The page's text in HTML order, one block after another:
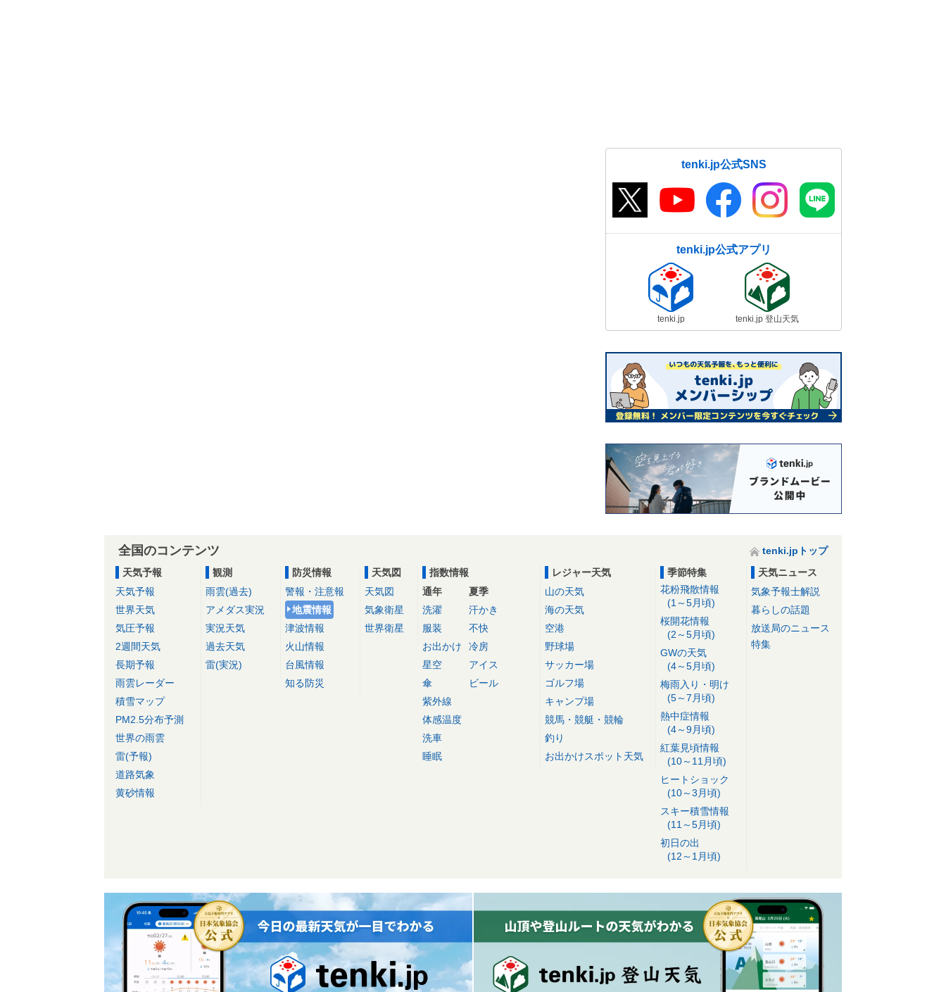
tenki.jp公式SNS
tenki.jp公式アプリ
tenki.jp tenki.jp 登山天気
全国のコンテンツ
tenki.jpトップ
天気予報
天気予報
世界天気
気圧予報
2週間天気
長期予報
雨雲レーダー
積雪マップ
PM2.5分布予測
世界の雨雲
雷(予報)
道路気象
黄砂情報
観測
雨雲(過去)
アメダス実況
実況天気
過去天気
雷(実況)
防災情報
警報・注意報
地震情報
津波情報
火山情報
台風情報
知る防災
天気図
天気図
気象衛星
世界衛星
指数情報
通年
洗濯
服装
お出かけ
星空
傘
紫外線
体感温度
洗車
睡眠
夏季
汗かき
不快
冷房
アイス
ビール
レジャー天気
山の天気
海の天気
空港
野球場
サッカー場
ゴルフ場
キャンプ場
競馬・競艇・競輪
釣り
お出かけスポット天気
季節特集
花粉飛散情報
(1～5月頃)
桜開花情報
(2～5月頃)
GWの天気
(4～5月頃)
梅雨入り・明け
(5～7月頃)
熱中症情報
(4～9月頃)
紅葉見頃情報
(10～11月頃)
ヒートショック
(10～3月頃)
スキー積雪情報
(11～5月頃)
初日の出
(12～1月頃)
天気ニュース
気象予報士解説
暮らしの話題
放送局のニュース
特集